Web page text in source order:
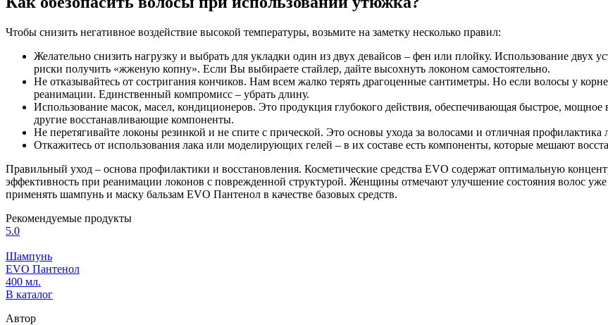
Чтобы снизить негативное воздействие высокой температуры, возьмите на заметку несколько правил:
Желательно снизить нагрузку и выбрать для укладки один из двух девайсов – фен или плойку. Использование двух
риски получить «жженую копну». Если Вы выбираете стайлер, дайте высохнуть локоном самостоятельно.
Не отказывайтесь от состригания кончиков. Нам всем жалко терять драгоценные сантиметры. Но если волосы у
реанимации. Единственный компромисс – убрать длину.
Использование масок, масел, кондиционеров. Это продукция глубокого действия, обеспечивающая быстрое, мощное
другие восстанавливающие компоненты.
Не перетягивайте локоны резинкой и не спите с прической. Это основы ухода за волосами и отличная профилактика
Откажитесь от использования лака или моделирующих гелей – в их составе есть компоненты, которые мешают
Правильный уход – основа профилактики и восстановления. Косметические средства EVO содержат оптимальную
эффективность при реанимации локонов с поврежденной структурой. Женщины отмечают улучшение состояния волос уже
применять шампунь и маску бальзам EVO Пантенол в качестве базовых средств.
Рекомендуемые продукты
5.0
Шампунь
EVO Пантенол
400 мл.
В каталог
Автор